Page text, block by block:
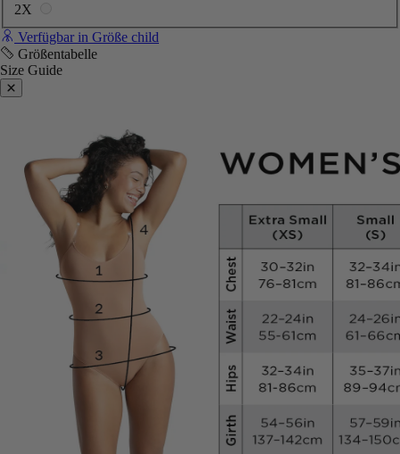
2X
Verfügbar in Größe child
Größentabelle
Size Guide